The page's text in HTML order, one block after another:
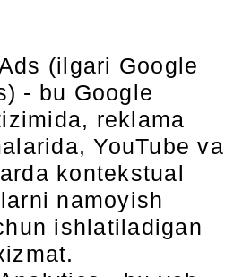
(ilgari Google
- bu Google
reklama
YouTube va
kontekstual
namoyish
ishlatiladigan